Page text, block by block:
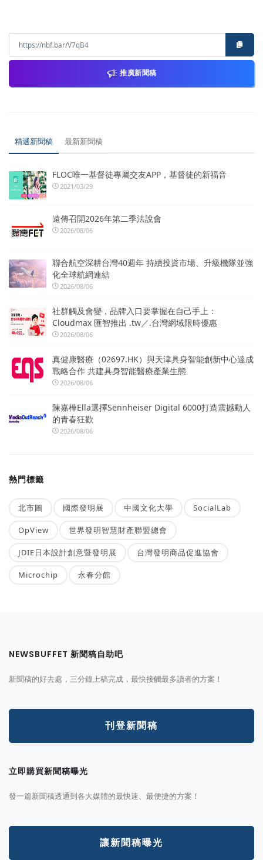
推廣新聞稿
精選新聞稿 最新新聞稿
FLOC唯一基督徒專屬交友APP，基督徒的新福音
2021/03/29
遠傳召開2026年第二季法說會
2026/08/06
聯合航空深耕台灣40週年 持續投資市場、升級機隊並強
化全球航網連結
2026/08/06
社群觸及會變，品牌入口要掌握在自己手上：
Cloudmax 匯智推出 .tw／.台灣網域限時優惠
2026/08/06
真健康醫療（02697.HK）與天津具身智能創新中心達成
戰略合作 共建具身智能醫療產業生態
2026/08/06
陳嘉樺Ella選擇Sennheiser Digital 6000打造震撼動人
的青春狂歡
2026/08/06
熱門標籤
北市圖 國際發明展 中國文化大學 SocialLab
OpView 世界發明智慧財產聯盟總會
JDIE日本設計創意暨發明展 台灣發明商品促進協會
Microchip 永春分館
NEWSBUFFET 新聞稿自助吧
新聞稿的好去處，三分鐘上稿完成，最快接觸最多讀者的方案！
刊登新聞稿
立即購買新聞稿曝光
發一篇新聞稿透通到各大媒體的最快速、最便捷的方案！
讓新聞稿曝光